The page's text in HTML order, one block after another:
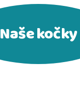
Naše kočky